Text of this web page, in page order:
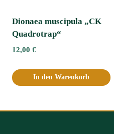
Dionaea muscipula „CK
Quadrotrap“
12,00 €
In den Warenkorb